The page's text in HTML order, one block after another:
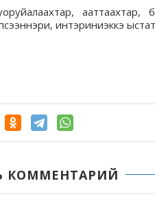
ааттаахтар,
интэриниэккэ
КОММЕНТАРИЙ